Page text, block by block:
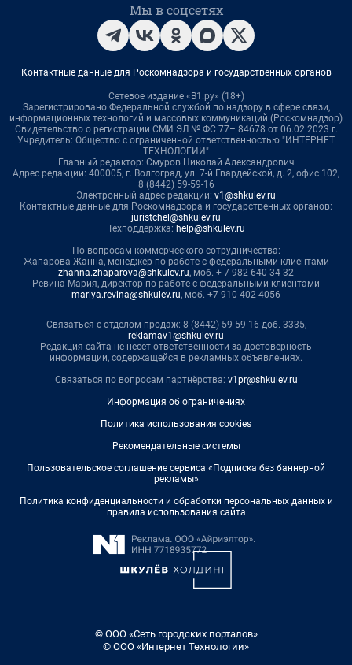
Мы в соцсетях
Контактные данные для Роскомнадзора и государственных органов
Сетевое издание «В1.ру» (18+)
Зарегистрировано Федеральной службой по надзору в сфере связи,
информационных технологий и массовых коммуникаций (Роскомнадзор)
Свидетельство о регистрации СМИ ЭЛ № ФС 77– 84678 от 06.02.2023 г.
Учредитель: Общество с ограниченной ответственностью "ИНТЕРНЕТ
ТЕХНОЛОГИИ"
Главный редактор: Смуров Николай Александрович
Адрес редакции: 400005, г. Волгоград, ул. 7-й Гвардейской, д. 2, офис 102,
8 (8442) 59-59-16
Электронный адрес редакции: v1@shkulev.ru
Контактные данные для Роскомнадзора и государственных органов:
juristchel@shkulev.ru
Техподдержка: help@shkulev.ru
По вопросам коммерческого сотрудничества:
Жапарова Жанна, менеджер по работе с федеральными клиентами
zhanna.zhaparova@shkulev.ru, моб. + 7 982 640 34 32
Ревина Мария, директор по работе с федеральными клиентами
mariya.revina@shkulev.ru, моб. +7 910 402 4056
Связаться с отделом продаж: 8 (8442) 59-59-16 доб. 3335,
reklamav1@shkulev.ru
Редакция сайта не несет ответственности за достоверность
информации, содержащейся в рекламных объявлениях.
Связаться по вопросам партнёрства: v1pr@shkulev.ru
Информация об ограничениях
Политика использования cookies
Рекомендательные системы
Пользовательское соглашение сервиса «Подписка без баннерной
рекламы»
Политика конфиденциальности и обработки персональных данных и
правила использования сайта
© ООО «Сеть городских порталов»
© ООО «Интернет Технологии»